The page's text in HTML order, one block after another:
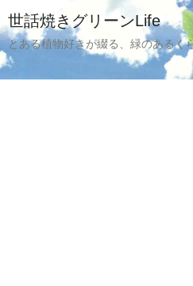
世話焼きグリーンLife
とある植物好きが綴る、緑のあるく